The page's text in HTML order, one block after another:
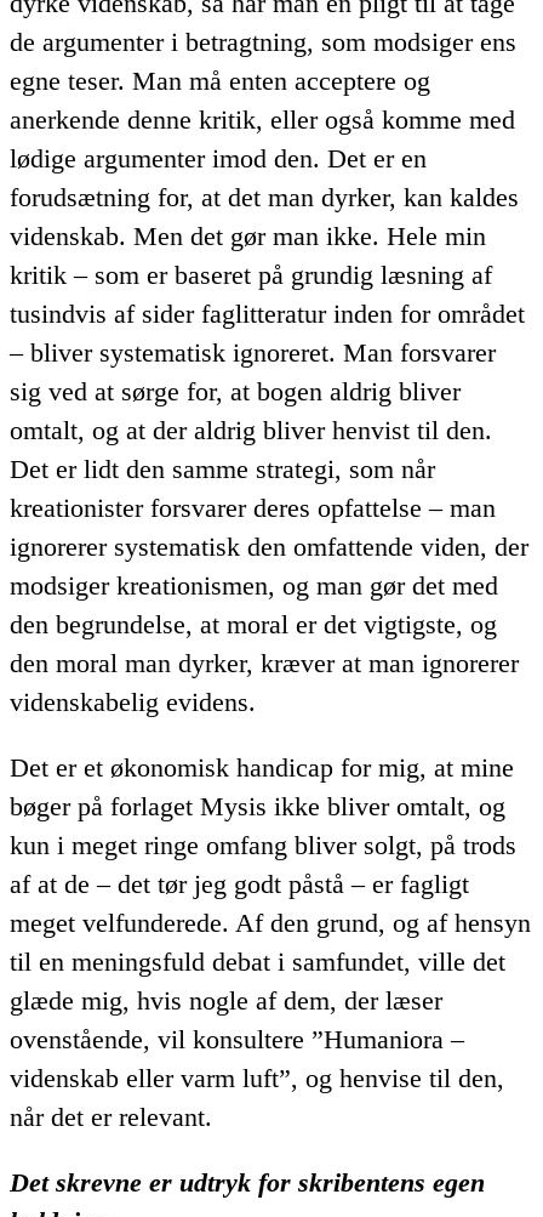
de argumenter i betragtning, som modsiger ens
egne teser. Man må enten acceptere og
anerkende denne kritik, eller også komme med
lødige argumenter imod den. Det er en
forudsætning for, at det man dyrker, kan kaldes
videnskab. Men det gør man ikke. Hele min
kritik – som er baseret på grundig læsning af
tusindvis af sider faglitteratur inden for området
– bliver systematisk ignoreret. Man forsvarer
sig ved at sørge for, at bogen aldrig bliver
omtalt, og at der aldrig bliver henvist til den.
Det er lidt den samme strategi, som når
kreationister forsvarer deres opfattelse – man
ignorerer systematisk den omfattende viden, der
modsiger kreationismen, og man gør det med
den begrundelse, at moral er det vigtigste, og
den moral man dyrker, kræver at man ignorerer
videnskabelig evidens.
Det er et økonomisk handicap for mig, at mine
bøger på forlaget Mysis ikke bliver omtalt, og
kun i meget ringe omfang bliver solgt, på trods
af at de – det tør jeg godt påstå – er fagligt
meget velfunderede. Af den grund, og af hensyn
til en meningsfuld debat i samfundet, ville det
glæde mig, hvis nogle af dem, der læser
ovenstående, vil konsultere ”Humaniora –
videnskab eller varm luft”, og henvise til den,
når det er relevant.
Det skrevne er udtryk for skribentens egen